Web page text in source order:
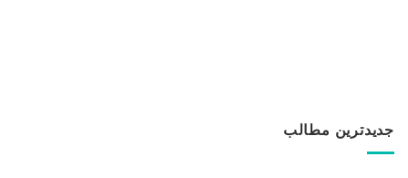
جدیدترین مطالب